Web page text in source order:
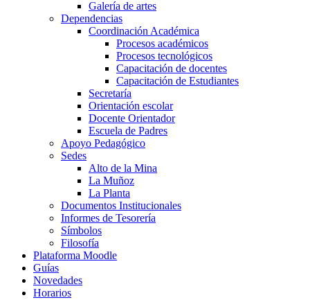
Galería de artes
Dependencias
Coordinación Académica
Procesos académicos
Procesos tecnológicos
Capacitación de docentes
Capacitación de Estudiantes
Secretaría
Orientación escolar
Docente Orientador
Escuela de Padres
Apoyo Pedagógico
Sedes
Alto de la Mina
La Muñoz
La Planta
Documentos Institucionales
Informes de Tesorería
Símbolos
Filosofía
Plataforma Moodle
Guías
Novedades
Horarios